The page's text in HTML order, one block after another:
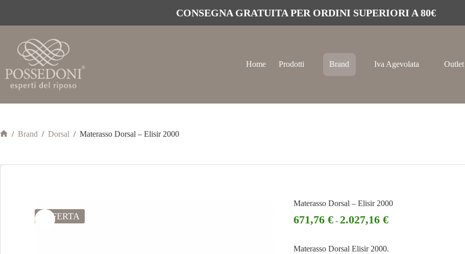
CONSEGNA GRATUITA PER ORDINI SUPERIORI A 80€
Home Prodotti Brand Iva Agevolata Outlet
/ Brand / Dorsal / Materasso Dorsal – Elisir 2000
OFFERTA
Materasso Dorsal – Elisir 2000
671,76€ - 2.027,16€
Materasso Dorsal Elisir 2000.